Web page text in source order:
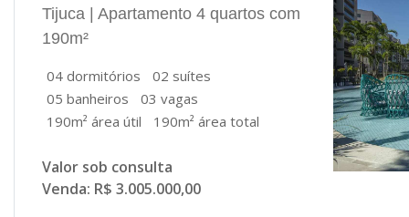
Tijuca | Apartamento 4 quartos com
190m²
04 dormitórios
02 suítes
05 banheiros
03 vagas
190m² área útil
190m² área total
Valor sob consulta
Venda: R$ 3.005.000,00